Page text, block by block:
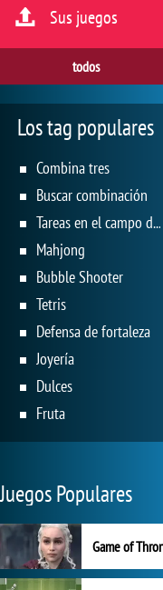
Sus juegos
todos
Los tag populares
Combina tres
Buscar combinación
Tareas en el campo de juego
Mahjong
Bubble Shooter
Tetris
Defensa de fortaleza
Joyería
Dulces
Fruta
Juegos Populares